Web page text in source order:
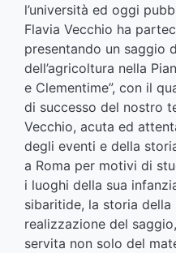
l’università ed oggi
Flavia Vecchio ha
presentando un saggio
dell’agricoltura nella
e Clementime”, con il
di successo del nostro
Vecchio, acuta ed
degli eventi e della
a Roma per motivi di
i luoghi della sua
sibaritide, la storia della
realizzazione del
servita non solo del